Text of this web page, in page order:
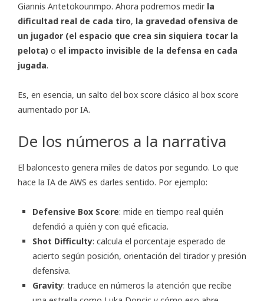
Giannis Antetokounmpo. Ahora podremos medir la
dificultad real de cada tiro, la gravedad ofensiva de
un jugador (el espacio que crea sin siquiera tocar la
pelota) o el impacto invisible de la defensa en cada
jugada.
Es, en esencia, un salto del box score clásico al box score
aumentado por IA.
De los números a la narrativa
El baloncesto genera miles de datos por segundo. Lo que
hace la IA de AWS es darles sentido. Por ejemplo:
Defensive Box Score: mide en tiempo real quién
defendió a quién y con qué eficacia.
Shot Difficulty: calcula el porcentaje esperado de
acierto según posición, orientación del tirador y presión
defensiva.
Gravity: traduce en números la atención que recibe